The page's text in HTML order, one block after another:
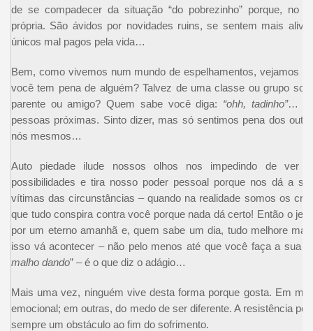
de se compadecer da situação “do pobrezinho” porque, no
própria. São ávidos por novidades ruins, se sentem mais
únicos mal pagos pela vida…
Bem, como vivemos num mundo de espelhamentos, vejamos
você tem pena de alguém? Talvez de uma classe ou grupo
parente ou amigo? Quem sabe você diga: “ohh, tadinho”… ou
pessoas próximas. Sinto dizer, mas só sentimos pena dos
nós mesmos…
Auto piedade ilude nossos olhos nos impedindo de ver
possibilidades e tira nosso poder pessoal porque nos dá a
vítimas das circunstâncias – quando na realidade somos os
que tudo conspira contra você porque nada dá certo! Então o
por um eterno amanhã e, quem sabe um dia, tudo melhore
isso vá acontecer – não pelo menos até que você faça a sua
malho dando” – é o que diz o adágio…
Mais uma vez, ninguém vive desta forma porque gosta. Em
emocional; em outras, do medo de ser diferente. A resistência
sempre um obstáculo ao fim do sofrimento.